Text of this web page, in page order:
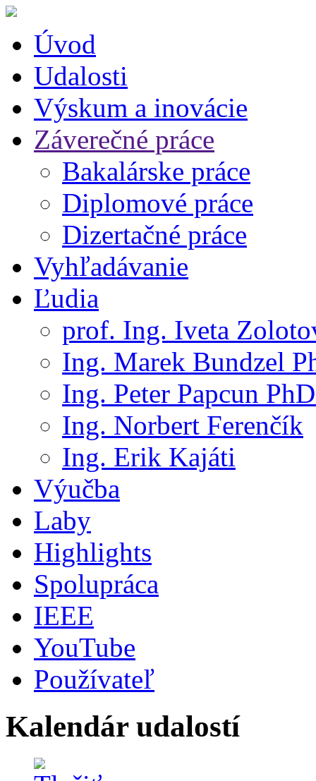
Úvod
Udalosti
Výskum a inovácie
Záverečné práce
Bakalárske práce
Diplomové práce
Dizertačné práce
Vyhľadávanie
Ľudia
prof. Ing. Iveta
Ing. Marek Bundzel
Ing. Peter Papcun
Ing. Norbert Ferenčík
Ing. Erik Kajáti
Výučba
Laby
Highlights
Spolupráca
IEEE
YouTube
Používateľ
Kalendár udalostí